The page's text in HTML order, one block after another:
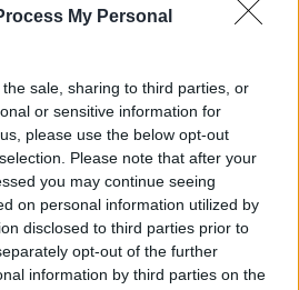
My Personal
sale, sharing to third parties, or
or sensitive information for
please use the below opt-out
Please note that after your
you may continue seeing
on personal information utilized by
disclosed to third parties prior to
opt-out of the further
information by third parties on the